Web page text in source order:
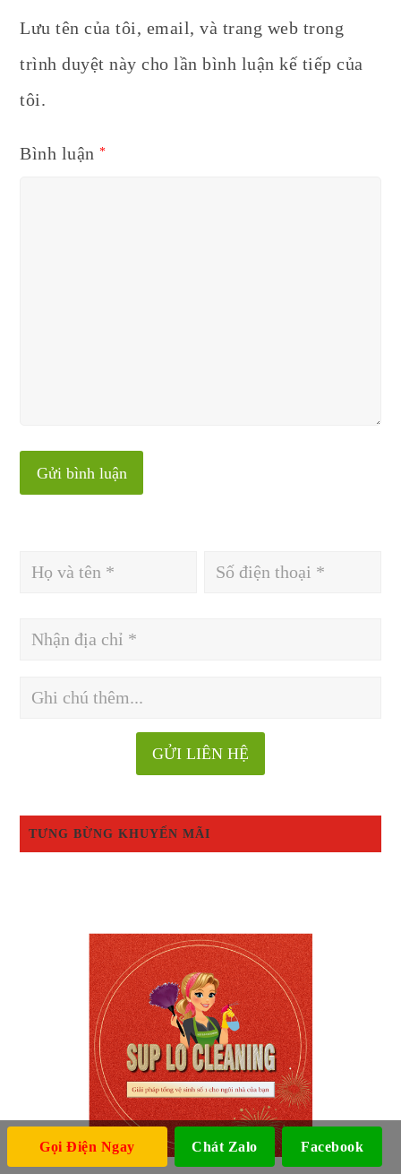
Lưu tên của tôi, email, và trang web trong
trình duyệt này cho lần bình luận kế tiếp của
tôi.
Bình luận*
TƯNG BỪNG KHUYẾN MÃI
Gọi Điện Ngay Chát Zalo Facebook